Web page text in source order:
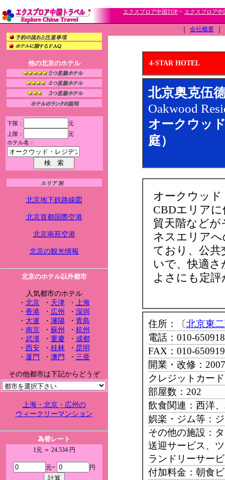
エクスプロア中国TOP > エクスプロア中
他の北京のホテル
下限：
元
上限：
元
ホテル名：
北京地下鉄路線図
北京首都国際空港
北京南苑空港
北京の観光情報
北京のホテル以外都市
人気都市のホテル
・ 北京・ 天津・ 上海
・ 香港・ 広州 ・ 深圳
・ 大連 ・ 瀋陽・ 青島
・ 南京・ 蘇州 ・ 杭州
・ 武漢 ・ 重慶 ・ 成都
・ 西安・ 桂林・ 昆明
・ 厦門 ・ 澳門 ・ 三亜
その他都市は下記からどうぞ
上海・北京・広州の
ウィークリーマンション
為替レート
1元 ＝ 24.534 円
元= 円
会社概要
4-STAR HOTEL
北京奥克伍
Oakwood
オークウッ
庭）
オークウッド
CBDエリア
貿天階などが
ネスエリア
ており、公
いで、快適
よさにも定評
住所：〔北京東
電話：010-
FAX：010-
開業・改修：
クレジットカー
部屋数：202
飲食関連：西洋
娯楽・ジム等：
その他の施設：
送迎サービス、
ランドリーサー
付加料金：朝食